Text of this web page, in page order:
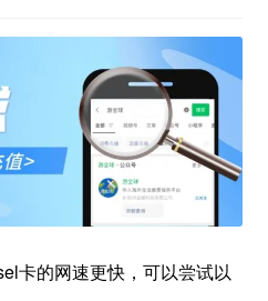
卡的网速更快，可以尝试以